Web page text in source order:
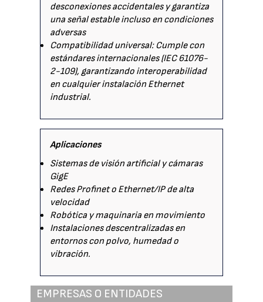
desconexiones accidentales y garantiza
una señal estable incluso en condiciones
adversas
Compatibilidad universal: Cumple con
estándares internacionales (IEC 61076-
2-109), garantizando interoperabilidad
en cualquier instalación Ethernet
industrial.
Aplicaciones
Sistemas de visión artificial y cámaras
GigE
Redes Profinet o Ethernet/IP de alta
velocidad
Robótica y maquinaria en movimiento
Instalaciones descentralizadas en
entornos con polvo, humedad o
vibración.
EMPRESAS O ENTIDADES